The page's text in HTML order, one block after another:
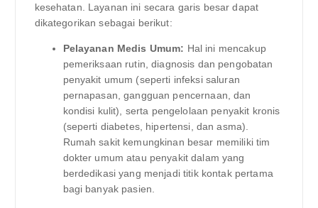
kesehatan. Layanan ini secara garis besar dapat
dikategorikan sebagai berikut:
Pelayanan Medis Umum: Hal ini mencakup
pemeriksaan rutin, diagnosis dan pengobatan
penyakit umum (seperti infeksi saluran
pernapasan, gangguan pencernaan, dan
kondisi kulit), serta pengelolaan penyakit kronis
(seperti diabetes, hipertensi, dan asma).
Rumah sakit kemungkinan besar memiliki tim
dokter umum atau penyakit dalam yang
berdedikasi yang menjadi titik kontak pertama
bagi banyak pasien.